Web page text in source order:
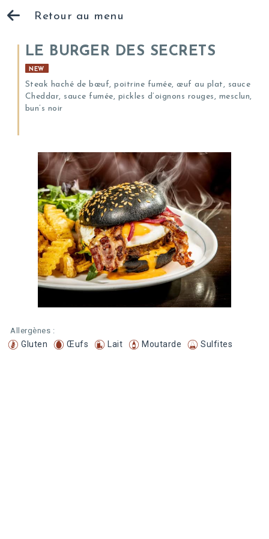
Retour au menu
LE BURGER DES SECRETS
NEW
Steak haché de bœuf, poitrine fumée, œuf au plat, sauce
Cheddar, sauce fumée, pickles d’oignons rouges, mesclun,
bun’s noir
Allergènes :
Gluten Œufs Lait Moutarde Sulfites